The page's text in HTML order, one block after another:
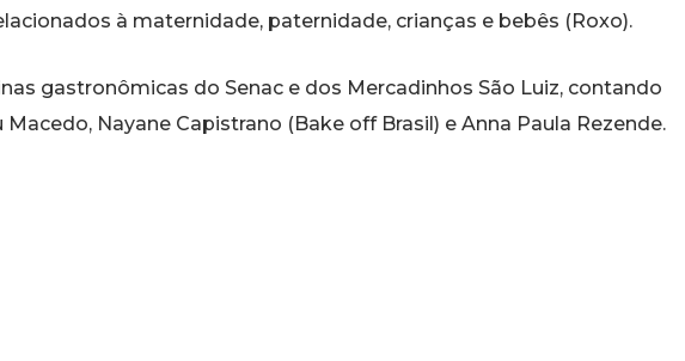
à maternidade, paternidade, crianças e bebês (Roxo).
gastronômicas do Senac e dos Mercadinhos São Luiz, contando
Nayane Capistrano (Bake off Brasil) e Anna Paula Rezende.